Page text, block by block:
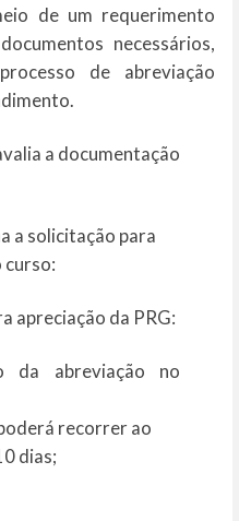
de um requerimento
necessários,
de abreviação
a documentação
a solicitação para
curso:
apreciação da PRG:
da abreviação no
recorrer ao
dias;